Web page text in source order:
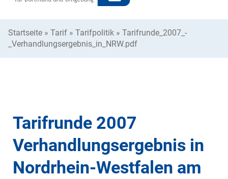
Startseite » Tarif » Tarifpolitik » Tarifrunde_2007_-
_Verhandlungsergebnis_in_NRW.pdf
Tarifrunde 2007
Verhandlungsergebnis in
Nordrhein-Westfalen am